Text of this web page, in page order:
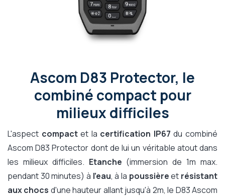
Ascom D83 Protector, le
combiné compact pour
milieux difficiles
L'aspect compactet la certification IP67 du combiné
Ascom D83 Protector dont de lui un véritable atout dans
les milieux difficiles. Etanche (immersion de 1m max.
pendant 30 minutes) à l'eau, à la poussièreet résistant
aux chocs d'une hauteur allant jusqu'à 2m, le D83 Ascom